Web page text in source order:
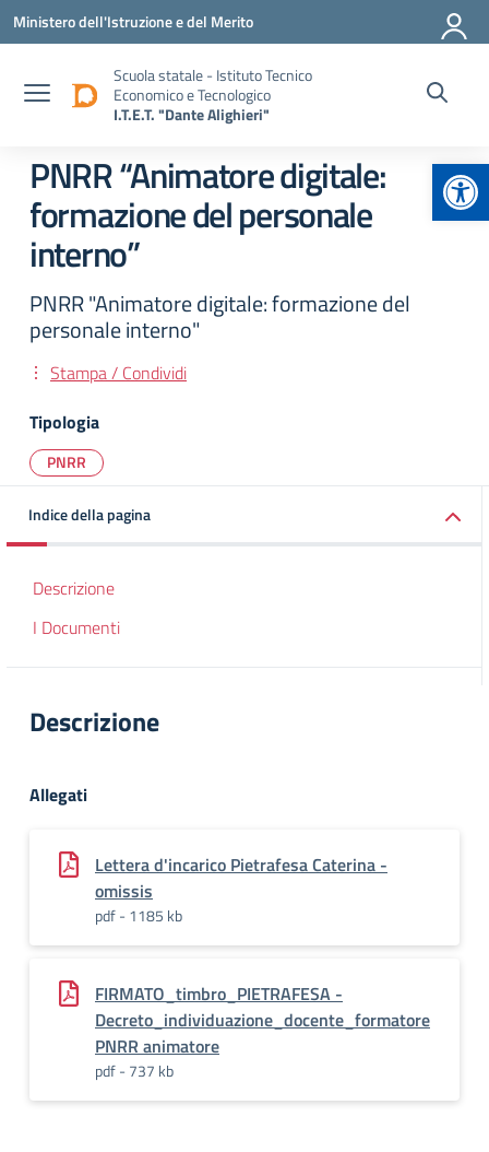
Vai ai contenuti
Vai al menu di navigazione
Vai al footer
Ministero dell'Istruzione e del Merito
Scuola statale - Istituto Tecnico
Economico e Tecnologico
I.T.E.T. "Dante Alighieri"
PNRR “Animatore digitale:
formazione del personale
interno”
PNRR "Animatore digitale: formazione del
personale interno"
Stampa / Condividi
Tipologia
PNRR
Indice della pagina
Descrizione
I Documenti
Descrizione
Allegati
Lettera d'incarico Pietrafesa Caterina -
omissis
pdf - 1185 kb
FIRMATO_timbro_PIETRAFESA -
Decreto_individuazione_docente_formatore
PNRR animatore
pdf - 737 kb